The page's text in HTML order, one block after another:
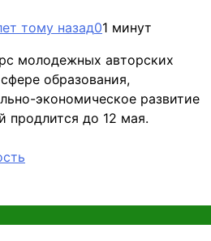
тому назад01 минут
молодежных авторских
образования,
экономическое развитие
продлится до 12 мая.